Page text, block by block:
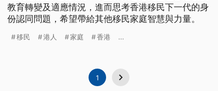
教育轉變及適應情況，進而思考香港移民下一代的身
份認同問題，希望帶給其他移民家庭智慧與力量。
移民 港人 家庭 香港 ...
1